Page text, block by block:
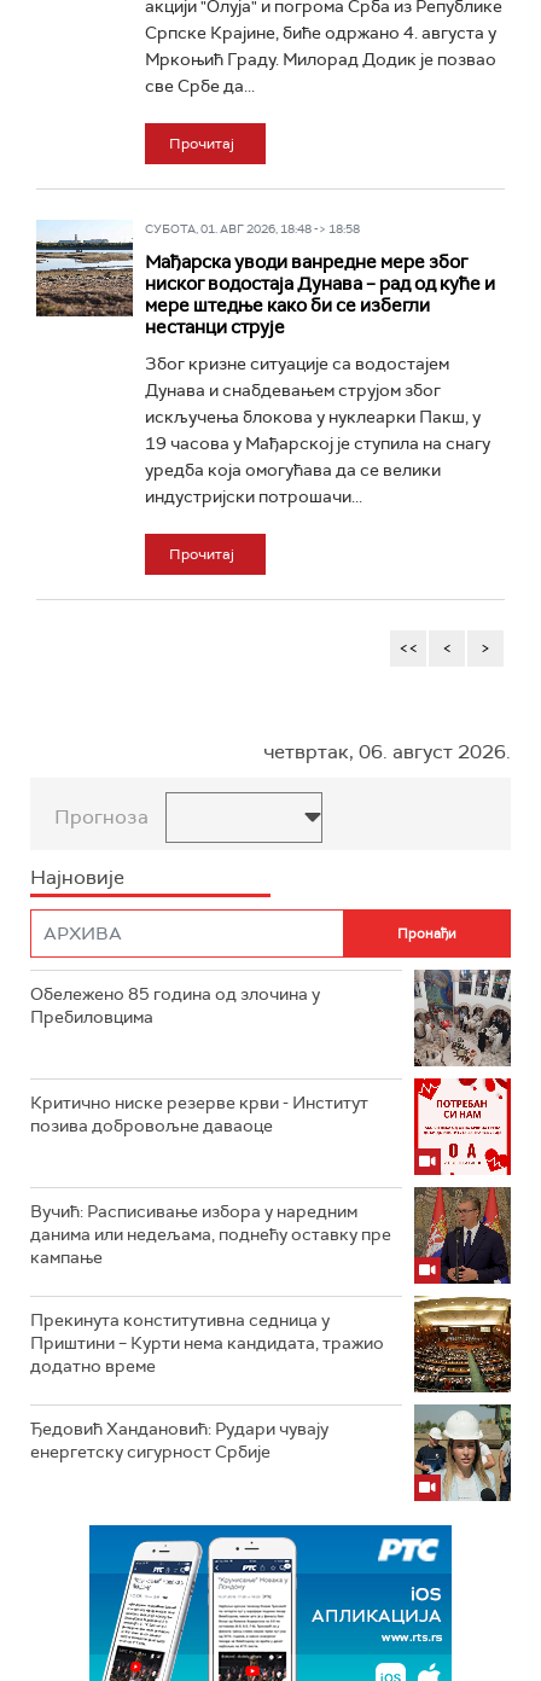
акцији "Олуја" и погрома Срба из Републике
Српске Крајине, биће одржано 4. августа у
Мркоњић Граду. Милорад Додик је позвао
све Србе да...
Прочитај
СУБОТА, 01. АВГ 2026, 18:48 -> 18:58
Мађарска уводи ванредне мере због
ниског водостаја Дунава – рад од куће и
мере штедње како би се избегли
нестанци струје
Због кризне ситуације са водостајем
Дунава и снабдевањем струјом због
искључења блокова у нуклеарки Пакш, у
19 часова у Мађарској је ступила на снагу
уредба која омогућава да се велики
индустријски потрошачи...
Прочитај
<< < >
четвртак, 06. август 2026.
Прогноза
Најновије
Обележено 85 година од злочина у
Пребиловцима
Критично ниске резерве крви - Институт
позива добровољне даваоце
Вучић: Расписивање избора у наредним
данима или недељама, поднећу оставку пре
кампање
Прекинута конститутивна седница у
Приштини – Курти нема кандидата, тражио
додатно време
Ђедовић Хандановић: Рудари чувају
енергетску сигурност Србије